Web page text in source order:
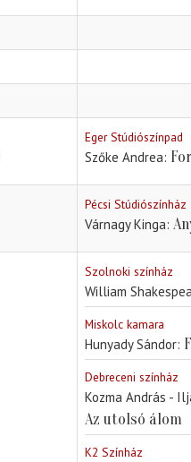
Eger Stúdiószínpad
Szőke Andrea
Pécsi Stúdiószínház
Várnagy Kinga
Szolnoki színház
William
Miskolc kamara
Hunyady Sándor
Debreceni színház
Kozma András -
Az utolsó álom
K2 Színház